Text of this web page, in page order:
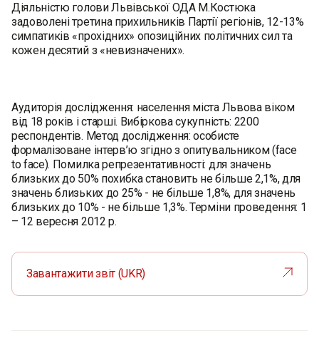
Діяльністю голови Львівської ОДА М.Костюка
задоволені третина прихильників Партії регіонів, 12-13%
симпатиків «прохідних» опозиційних політичних сил та
кожен десятий з «невизначених».
Аудиторія дослідження: населення міста Львова віком
від 18 років і старші. Вибіркова сукупність: 2200
респондентів. Метод дослідження: особисте
формалізоване інтерв’ю згідно з опитувальником (face
to face). Помилка репрезентативності: для значень
близьких до 50% похибка становить не більше 2,1%, для
значень близьких до 25% - не більше 1,8%, для значень
близьких до 10% - не більше 1,3%. Терміни проведення: 1
– 12 вересня 2012 р.
Завантажити звіт (UKR)